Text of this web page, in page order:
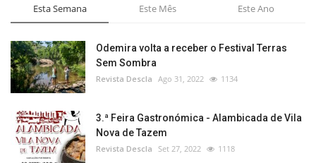
Esta Semana Este Mês Este Ano
Odemira volta a receber o Festival Terras
Sem Sombra
Revista Descla Ago 31, 2022 1134
3.ª Feira Gastronómica - Alambicada de Vila
Nova de Tazem
Revista Descla Set 27, 2022 1118